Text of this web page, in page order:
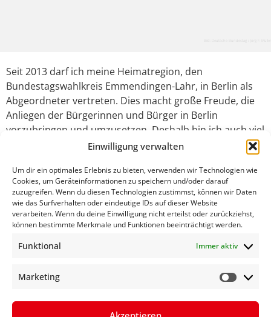
Einwilligung verwalten
Um dir ein optimales Erlebnis zu bieten, verwenden wir Technologien wie
Cookies, um Geräteinformationen zu speichern und/oder darauf
zuzugreifen. Wenn du diesen Technologien zustimmst, können wir Daten
wie das Surfverhalten oder eindeutige IDs auf dieser Website
verarbeiten. Wenn du deine Einwilligung nicht erteilst oder zurückziehst,
können bestimmte Merkmale und Funktionen beeinträchtigt werden.
Funktional Immer aktiv
Marketing
Seit 2013 darf ich meine Heimatregion, den
Bundestagswahlkreis Emmendingen-Lahr, in Berlin als
Abgeordneter vertreten. Dies macht große Freude, die
Anliegen der Bürgerinnen und Bürger in Berlin
vorzubringen und umzusetzen. Deshalb bin ich auch viel
im Wahlkreis unterwegs, einen kleinen Einblick geben
Engagement im Wahlkreis:
BERLIN-BESUCH AUS DEM
WAHLKREIS EMMENDINGEN-LAHR